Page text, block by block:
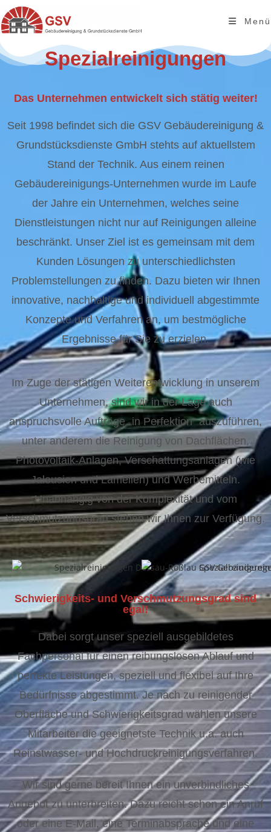
springen
Menü
Spezialreinigungen
Das Unternehmen entwickelt sich stätig weiter!
Seit 1998 befindet sich die GSV Gebäudereinigung &
Grundstücksdienste GmbH stehts auf aktuellstem
Stand der Technik. Aus einem reinen
Gebäudereinigungs-Unternehmen wurde im Laufe
der Jahre ein Unternehmen, welches seine
Dienstleistungen nicht nur auf Reinigungen alleine
beschränkt. Unser Ziel ist es gemeinsam mit dem
Kunden Lösungen zu unterschiedlichsten
Problemstellungen zu finden. Dazu bieten wir Ihnen
innovative, nachhaltige und individuell abgestimmte
Konzepte und Verfahren an, um bestmögliche
Ergebnisse für Sie zu erzielen.
Im Zuge der stätigen Weiterentwicklung in unserem
Unternehmen, sind wir in der Lage auch
anspruchsvolle Aufträge „in Perfektion“ auszuführen,
unter anderem die Reinigung von Dachflächen,
Photovoltaik-Anlagen, Verschattungsanlagen (wie
Jalousien und Lamellen) und Werbemitteln.
Unabhängig von der Komplexität und vom
Verschmutzungsgrad stehen wir Ihnen zur Verfügung.
Schwierigkeits- und Verschmutzungsgrad sind
egal!
Dabei sorgt unser speziell ausgebildetes
Fachpersonal für einen reibungslosen Ablauf und
perfekte Leistungen, speziell und flexibel auf Ihre
Bedürfnisse abgestimmt. Je nach zu reinigender
Oberfläche und Schwierigkeitsgrad wählen unsere
Mitarbeiter die geeignetste Technik u.a. auch
Reinstwasser- und Hochdruckreinigungsverfahren.
Wir sind gerne bereit Ihnen ein unverbindliches
Angebot zu unterbreiten. Dazu reicht schon ein Anruf
oder eine E-Mail, eine Terminabsprache und eine